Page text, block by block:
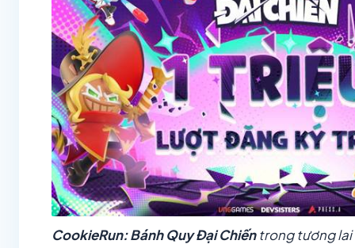
CookieRun: Bánh Quy Đại Chiếntrong tương lai